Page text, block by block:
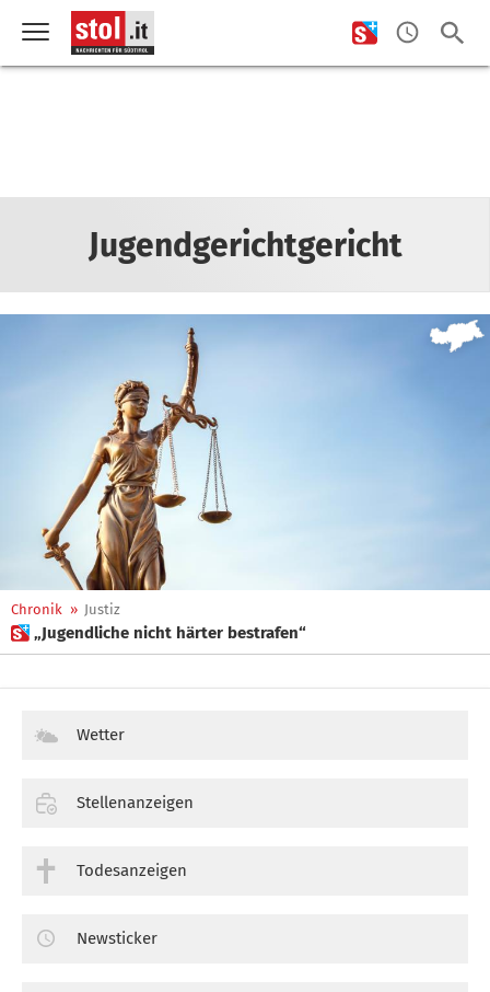
Jugendgerichtgericht
Chronik » Justiz
 „Jugendliche nicht härter bestrafen“
Wetter
Stellenanzeigen
Todesanzeigen
Newsticker